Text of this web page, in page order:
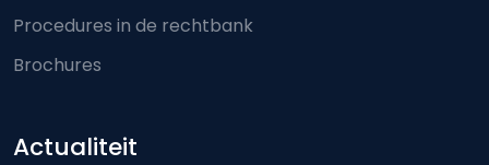
Procedures in de rechtbank
Brochures
Actualiteit